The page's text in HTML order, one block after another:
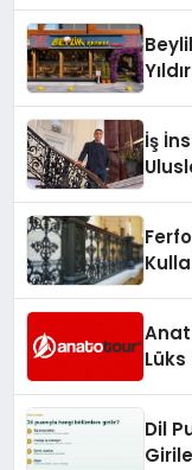
İş
Dil